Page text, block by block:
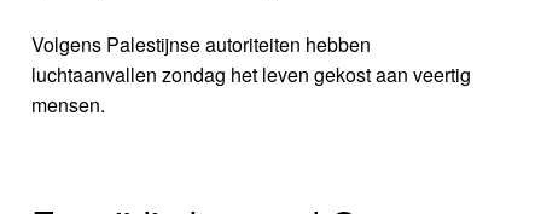
Volgens Palestijnse autoriteiten hebben
luchtaanvallen zondag het leven gekost aan veertig
mensen.